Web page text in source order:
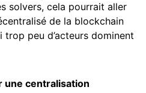
solvers, cela pourrait aller
de la blockchain
trop peu d’acteurs dominent
une centralisation